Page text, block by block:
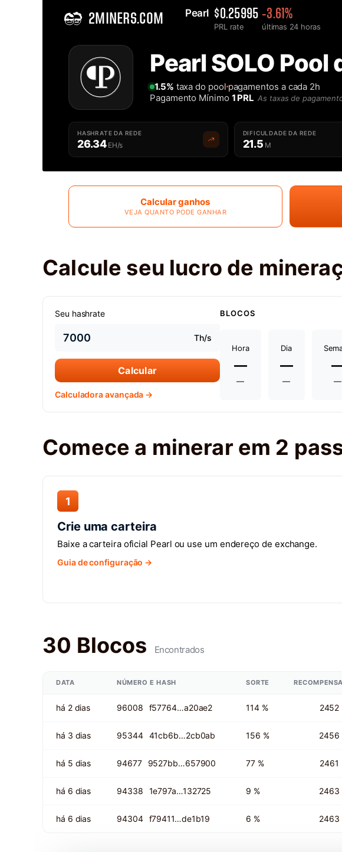
2MINERS.COM Pearl $0.25995
PRL rate
-3.61%
últimas 24 horas
Solo Pool de Pearl PRL - 2Miners
Pearl SOLO
1.5% taxa do poolpagamentos a cada 2h
Pagamento Mínimo 1 PRL As taxas de
HASHRATE DA REDE
26.34 EH/s
DIFICULDADE DA REDE
21.5 M
Calcular ganhos
VEJA QUANTO PODE GANHAR
Calcule seu lucro de
Seu hashrate
Th/s
Calcular
Calculadora avançada →
BLOCOS
Hora
—
—
Dia
—
— —
Comece a minerar em 2
1
Crie uma carteira
Baixe a carteira oficial Pearl ou use um endereço de exchange.
Guia de configuração →
30 Blocos Encontrados
DATA NÚMERO E HASH SORTE RECOMPENSA
há 2 dias 96008 f57764…a20ae2 114 % 2452
há 3 dias 95344 41cb6b…2cb0ab 156 % 2456
há 5 dias 94677 9527bb…657900 77 % 2461
há 6 dias 94338 1e797a…132725 9 % 2463
há 6 dias 94304 f79411…de1b19 6 % 2463